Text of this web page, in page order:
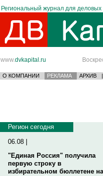
Региональный журнал для деловых
www.dvkapital.ru
О КОМПАНИИ РЕКЛАМА АРХИВ |
Регион сегодня
06.08 |
"Единая Россия" получила
первую строку в
избирательном бюллетене на